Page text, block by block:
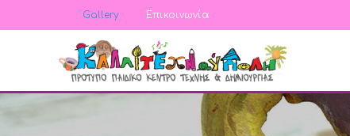
Gallery Επικοινωνία